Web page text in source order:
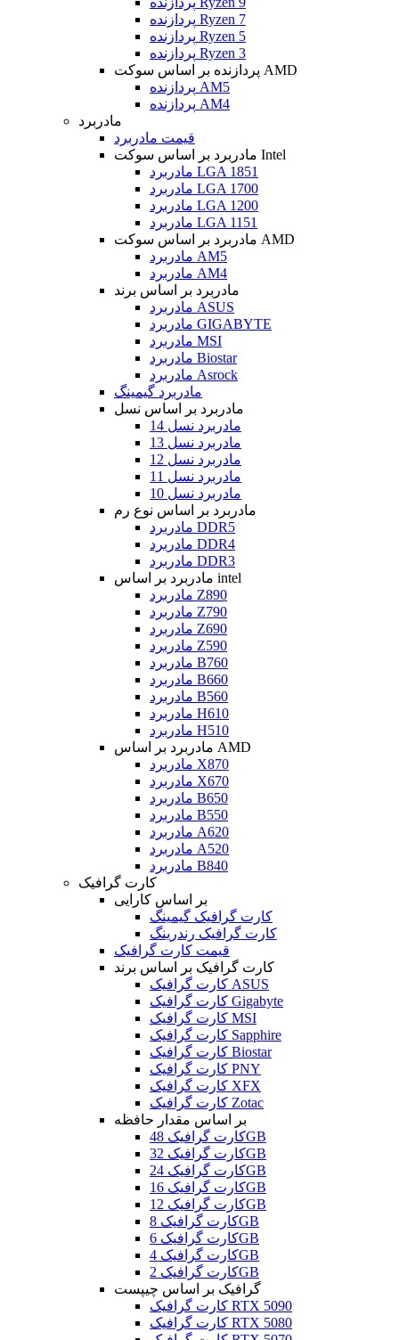
پردازنده Ryzen 7
پردازنده Ryzen 5
پردازنده Ryzen 3
پردازنده بر اساس سوکت AMD
پردازنده AM5
پردازنده AM4
مادربرد
قیمت مادربرد
مادربرد بر اساس سوکت Intel
مادربرد LGA 1851
مادربرد LGA 1700
مادربرد LGA 1200
مادربرد LGA 1151
مادربرد بر اساس سوکت AMD
مادربرد AM5
مادربرد AM4
مادربرد بر اساس برند
مادربرد ASUS
مادربرد GIGABYTE
مادربرد MSI
مادربرد Biostar
مادربرد Asrock
مادربرد گیمینگ
مادربرد بر اساس نسل
مادربرد نسل 14
مادربرد نسل 13
مادربرد نسل 12
مادربرد نسل 11
مادربرد نسل 10
مادربرد بر اساس نوع رم
مادربرد DDR5
مادربرد DDR4
مادربرد DDR3
مادربرد بر اساس intel
مادربرد Z890
مادربرد Z790
مادربرد Z690
مادربرد Z590
مادربرد B760
مادربرد B660
مادربرد B560
مادربرد H610
مادربرد H510
مادربرد بر اساس AMD
مادربرد X870
مادربرد X670
مادربرد B650
مادربرد B550
مادربرد A620
مادربرد A520
مادربرد B840
کارت گرافیک
بر اساس کارایی
کارت گرافیک گیمینگ
کارت گرافیک رندرینگ
قیمت کارت گرافیک
کارت گرافیک بر اساس برند
کارت گرافیک ASUS
کارت گرافیک Gigabyte
کارت گرافیک MSI
کارت گرافیک Sapphire
کارت گرافیک Biostar
کارت گرافیک PNY
کارت گرافیک XFX
کارت گرافیک Zotac
بر اساس مقدار حافظه
کارت گرافیک 48GB
کارت گرافیک 32GB
کارت گرافیک 24GB
کارت گرافیک 16GB
کارت گرافیک 12GB
کارت گرافیک 8GB
کارت گرافیک 6GB
کارت گرافیک 4GB
کارت گرافیک 2GB
گرافیک بر اساس چیپست
کارت گرافیک RTX 5090
کارت گرافیک RTX 5080